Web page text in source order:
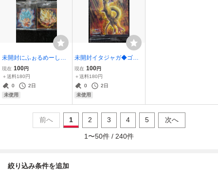
未開封にふぉるめーしょ
ん3枚セット◆孫悟空超サ
イヤ人ゴッド超15-17-20-
22◆ドラゴンボールZGT
超戦士シールウエハース
現在 100円
＋送料180円
0
2日
未使用
未開封イタジャガ◆ゴー
ルデンフリーザ+ゴジータ
DSR9-12ドッカンスーパ
ーレア◆ドラゴンボールZ
GT超DRAGON BALL鳥山
現在 100円
＋送料180円
0
2日
未使用
前へ 1 2 3 4 5 次へ
1 〜50件 / 240件
絞り込み条件を追加